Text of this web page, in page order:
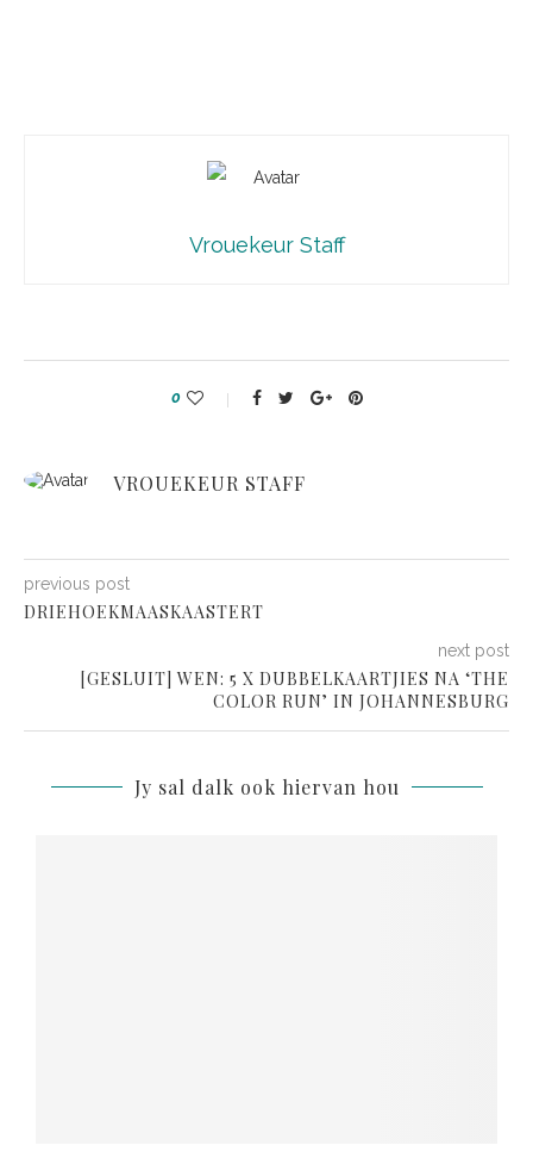
Vrouekeur Staff
0
VROUEKEUR STAFF
previous post
DRIEHOEKMAASKAASTERT
next post
[GESLUIT] WEN: 5 X DUBBELKAARTJIES NA ‘THE
COLOR RUN’ IN JOHANNESBURG
Jy sal dalk ook hiervan hou